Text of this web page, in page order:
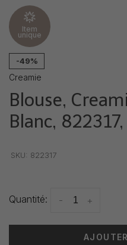
Item
unique
-49%
Creamie
Blouse,
Blanc,
SKU: 822317
Quantité: +
-